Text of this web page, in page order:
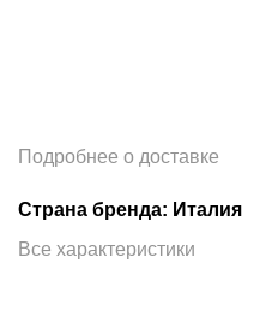
Подробнее о доставке
Страна бренда: Италия
Все характеристики